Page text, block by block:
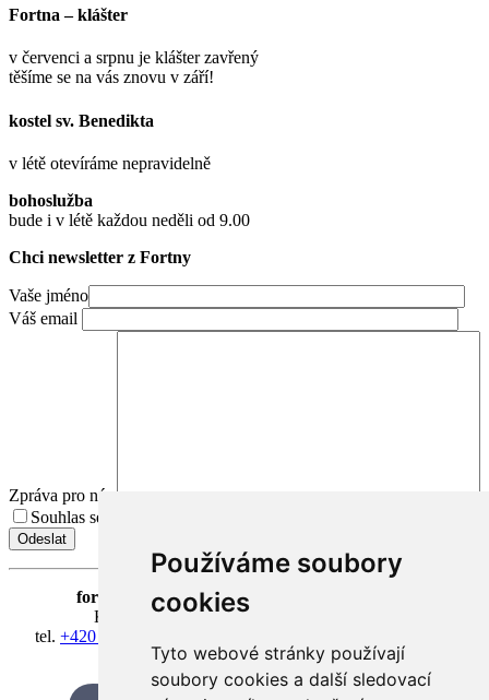
Používáme soubory
cookies
Tyto webové stránky používají
soubory cookies a další sledovací
Fortna – klášter
v červenci a srpnu je klášter zavřený
těšíme se na vás znovu v září!
kostel sv. Benedikta
v létě otevíráme nepravidelně
bohoslužba
bude i v létě každou neděli od 9.00
Chci newsletter z Fortny
Vaše jméno
Váš email
Zpráva pro nás
Souhlas se zpracováním osobních údajů.
fortna
| Hradčanské nám. 3/184 | 118 00 Praha 1
Klášter Hradčany Řádu bosých karmelitánů
tel. +420 603 428 601
fortna@fortna.eu